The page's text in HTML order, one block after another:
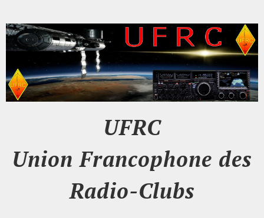
UFRC
Union Francophone des
Radio-Clubs